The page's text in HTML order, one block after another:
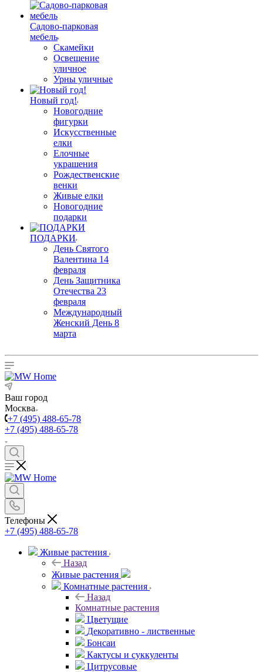
Садово-парковая
мебель
Скамейки
Освещение
уличное
Урны уличные
Новый год!
Новогодние
фигурки
Искусственные
елки
Елочные
украшения
Рождественские
венки
Живые елки
Новогодние
подарки
ПОДАРКИ
День Святого
Валентина 14
февраля
День Защитника
Отечества 23
февраля
Международный
Женский День 8
марта
Ваш город
Москва
+7 (495) 488-65-78
+7 (495) 488-65-78
Телефоны
+7 (495) 488-65-78
Живые растения
Назад
Живые растения
Комнатные растения
Назад
Комнатные растения
Цветущие
Декоративно - лиственные
Бонсаи
Кактусы и суккуленты
Цитрусовые